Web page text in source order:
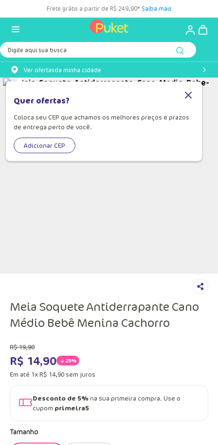
Frete grátis a partir de R$ 249,90* Saiba mais
Digite aqui sua busca
Ver ofertasda minha cidade
Quer ofertas?
Coloca seu CEP que achamos os melhores preços e prazos
de entrega perto de você.
Adicionar CEP
Meia Soquete Antiderrapante Cano
Médio Bebê Menina Cachorro
R$19,90
R$ 14,90 25%
Em até 1xR$ 14,90 sem juros
Desconto de 5%na sua primeira compra. Use o
cupom primeira5
Tamanho